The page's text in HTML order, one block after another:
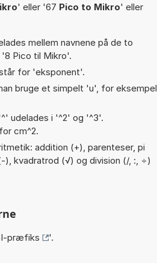
' eller '67 Pico to Mikro' eller
mellem navnene på de to
Pico til Mikro'.
for 'eksponent'.
bruge et simpelt 'u', for eksempel
udelades i '^2' og '^3'.
cm^2.
addition (+), parenteser, pi
kvadratrod (√) og division (/, :, ÷)
præfiks
'.